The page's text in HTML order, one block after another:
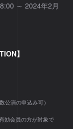
～ 2024年2月
】
公演の申込み可）
効会員の方が対象で